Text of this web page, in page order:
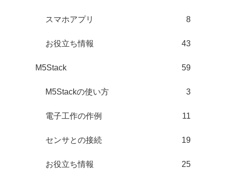
スマホアプリ 8
お役立ち情報 43
M5Stack 59
M5Stackの使い方 3
電子工作の作例 11
センサとの接続 19
お役立ち情報 25